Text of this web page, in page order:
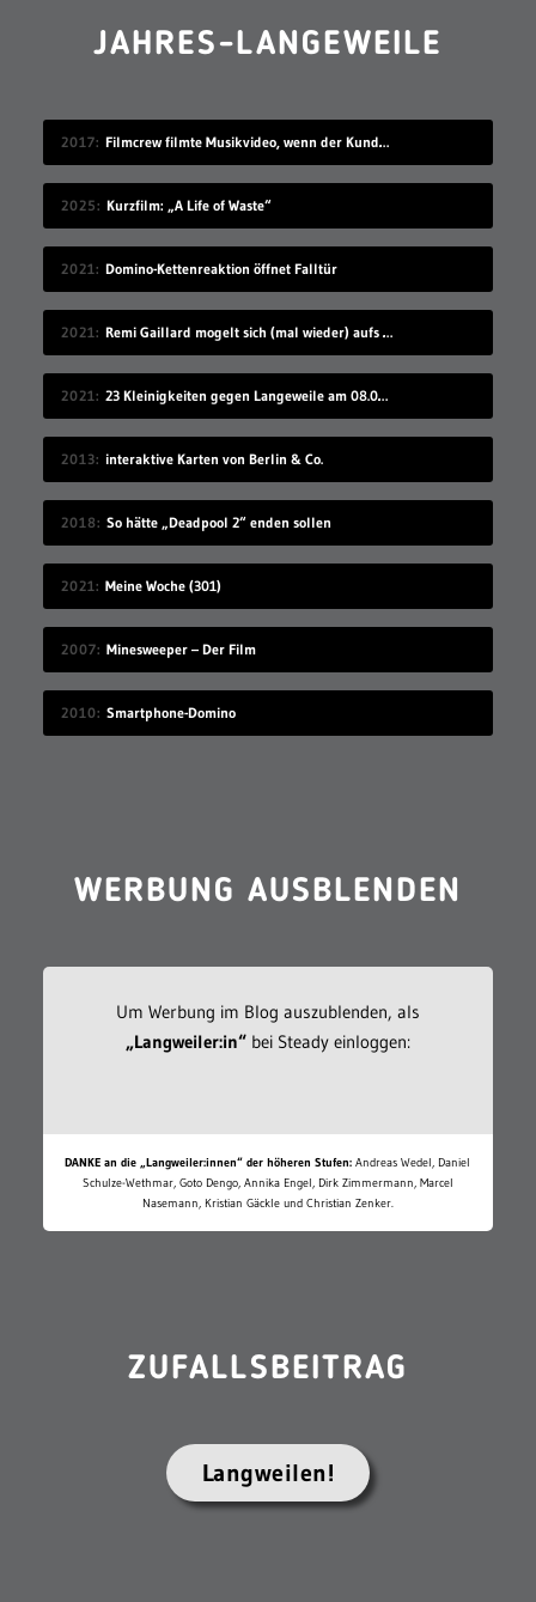
JAHRES-LANGEWEILE
2017 Filmcrew filmte Musikvideo, wenn der Kunde grad nicht hingeschaut hat
2025 Kurzfilm: „A Life of Waste“
2021 Domino-Kettenreaktion öffnet Falltür
2021 Remi Gaillard mogelt sich (mal wieder) aufs Volleyball-Mannschaftsfoto
2021 23 Kleinigkeiten gegen Langeweile am 08.08.2021
2013 interaktive Karten von Berlin & Co.
2018 So hätte „Deadpool 2“ enden sollen
2021 Meine Woche (301)
2007 Minesweeper – Der Film
2010 Smartphone-Domino
WERBUNG AUSBLENDEN
Um Werbung im Blog auszublenden, als
„Langweiler:in“bei Steady einloggen:
DANKE an die „Langweiler:innen“ der höheren Stufen: Andreas Wedel, Daniel
Schulze-Wethmar, Goto Dengo, Annika Engel, Dirk Zimmermann, Marcel
Nasemann, Kristian Gäckle und Christian Zenker.
ZUFALLSBEITRAG
Langweilen!